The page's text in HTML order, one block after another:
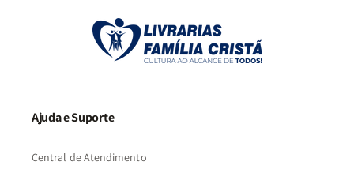
Ajuda e Suporte
Central de Atendimento